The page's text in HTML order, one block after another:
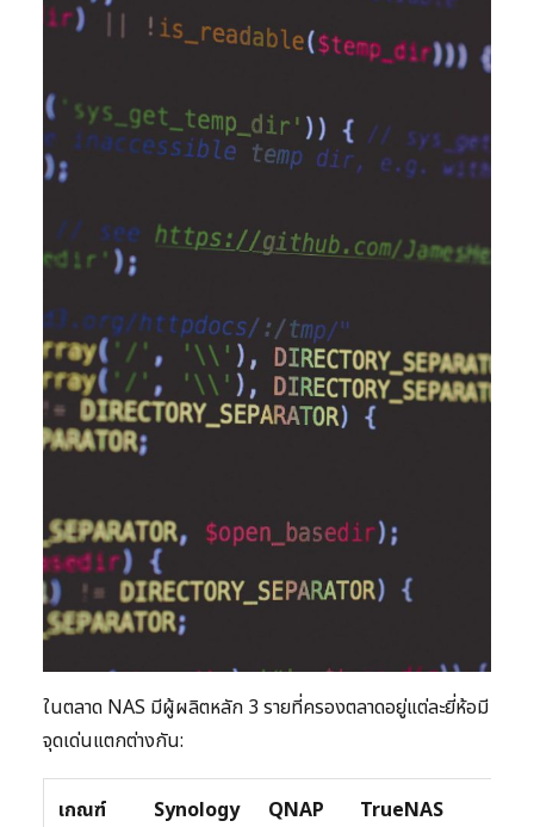
ในตลาด NAS มีผู้ผลิตหลัก 3 รายที่ครองตลาดอยู่แต่ละยี่ห้อมี
จุดเด่นแตกต่างกัน:
เกณฑ์ Synology QNAP TrueNAS